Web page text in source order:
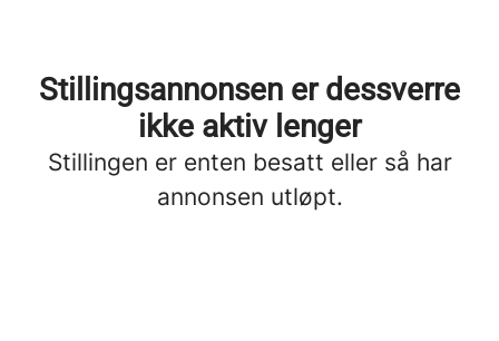
Stillingsannonsen er dessverre
ikke aktiv lenger
Stillingen er enten besatt eller så har
annonsen utløpt.